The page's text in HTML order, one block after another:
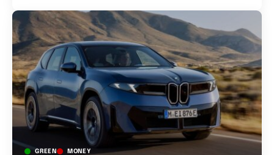
GREEN MONEY